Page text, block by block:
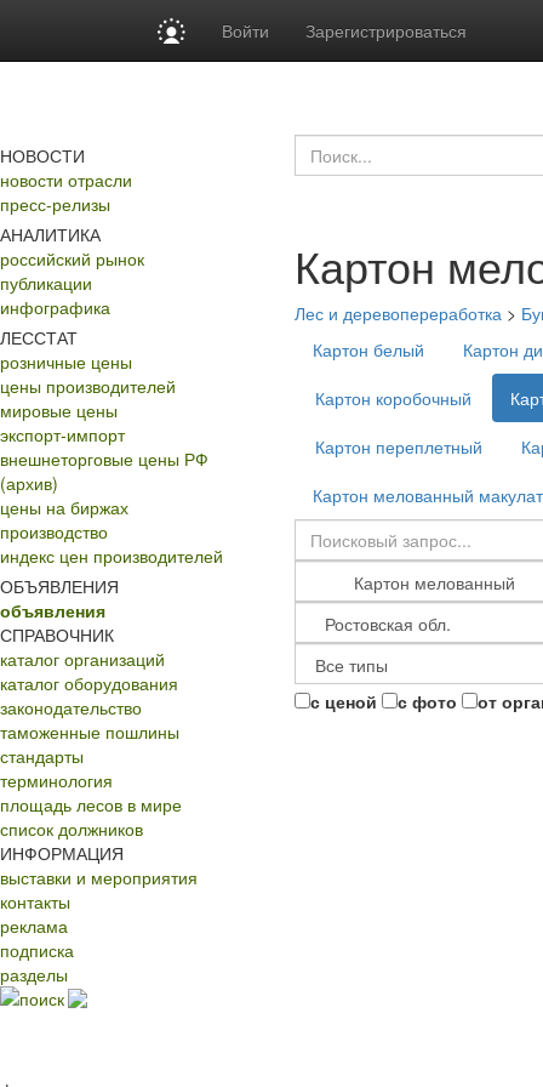
Войти Зарегистрироваться
НОВОСТИ
новости отрасли
пресс-релизы
АНАЛИТИКА
российский рынок
публикации
инфографика
ЛЕССТАТ
розничные цены
цены производителей
мировые цены
экспорт-импорт
внешнеторговые цены РФ
(архив)
цены на биржах
производство
индекс цен производителей
ОБЪЯВЛЕНИЯ
объявления
СПРАВОЧНИК
каталог организаций
каталог оборудования
законодательство
таможенные пошлины
стандарты
терминология
площадь лесов в мире
список должников
ИНФОРМАЦИЯ
выставки и мероприятия
контакты
реклама
подписка
разделы
поиск
Картон
Лес и деревопереработка >
Картон белый
Картон
Картон коробочный
Картон переплетный
Картон мелованный
с ценой с фото от